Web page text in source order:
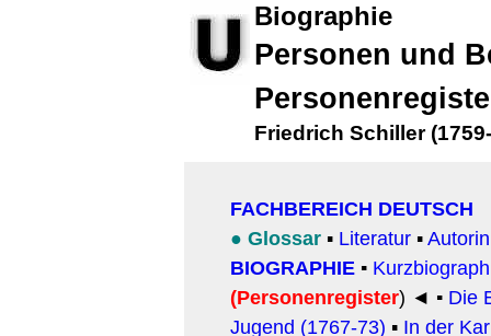
Biographie
Personen und
Friedrich Schiller
FACHBEREICH DEUTSCH
● Glossar ▪ Literatur ▪
BIOGRAPHIE ▪
(Personenregister) ◄ ▪ Die
Jugend (1767-73) ▪ In der